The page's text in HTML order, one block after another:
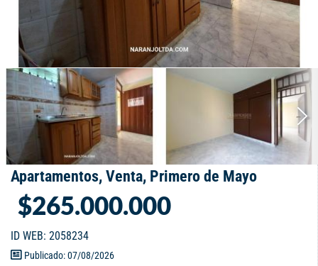
Apartamentos, Venta, Primero de Mayo
$265.000.000
ID WEB: 2058234
Publicado: 07/08/2026